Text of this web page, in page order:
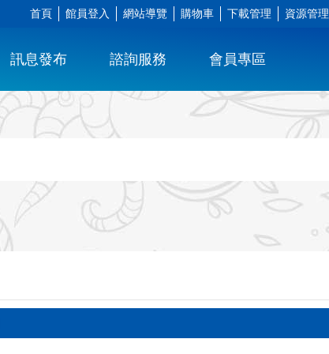
首頁 館員登入 網站導覽 購物車 下載管理 資源管理
訊息發布 諮詢服務 會員專區